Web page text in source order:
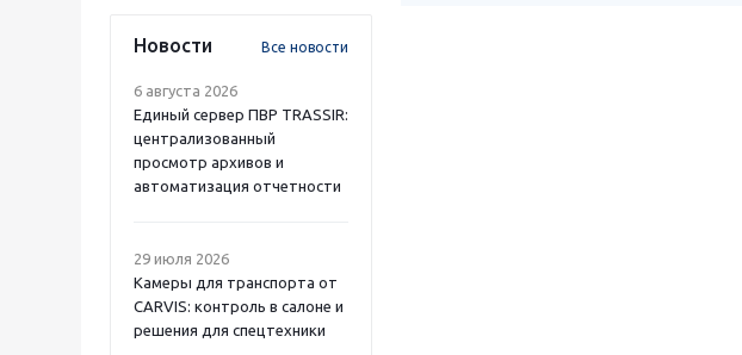
Новости Все новости
6 августа 2026
Единый сервер ПВР TRASSIR:
централизованный
просмотр архивов и
автоматизация отчетности
29 июля 2026
Камеры для транспорта от
CARVIS: контроль в салоне и
решения для спецтехники